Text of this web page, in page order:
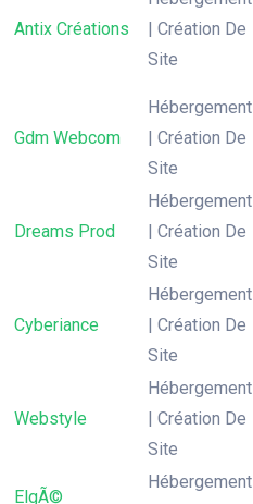
Antix Créations
| Création De
Site
Gdm Webcom
Hébergement
| Création De
Site
Dreams Prod
Hébergement
| Création De
Site
Cyberiance
Hébergement
| Création De
Site
Webstyle
Hébergement
| Création De
Site
ElgÃ©
Hébergement